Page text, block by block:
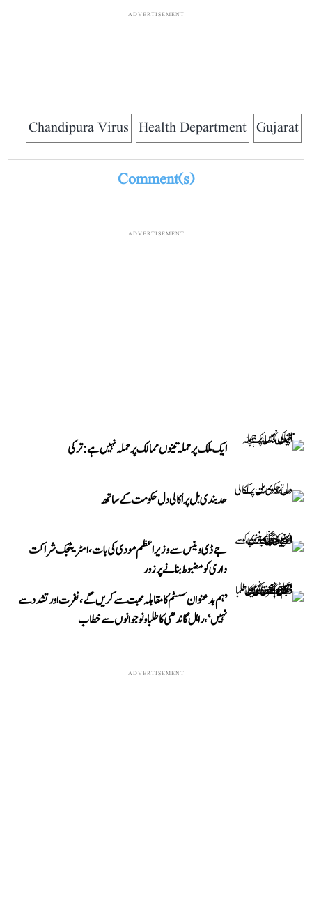
ADVERTISEMENT
Gujarat
Health Department
Chandipura Virus
Comment(s)
ADVERTISEMENT
ایک ملک پر حملہ تینوں ممالک پر حملہ نہیں ہے: ترکی
حد بندی بل پر اکالی دل حکومت کے ساتھ
جے ڈی وینس سے وزیر اعظم مودی کی بات، اسٹریٹجک شراکت
داری کو مضبوط بنانے پر زور
’ہم بدعنوان سسٹم کا مقابلہ محبت سے کریں گے، نفرت اور تشدد سے
نہیں‘، راہل گاندھی کا طلبا و نوجوانوں سے خطاب
ADVERTISEMENT